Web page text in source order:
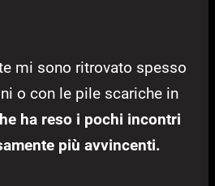
mi sono ritrovato spesso
o con le pile scariche in
ha reso i pochi incontri
più avvincenti.